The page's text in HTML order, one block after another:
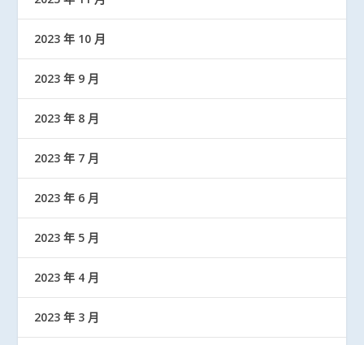
2023 年 10 月
2023 年 9 月
2023 年 8 月
2023 年 7 月
2023 年 6 月
2023 年 5 月
2023 年 4 月
2023 年 3 月